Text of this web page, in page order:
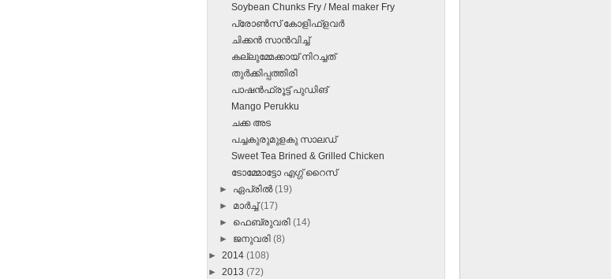
Soybean Chunks Fry / Meal maker Fry
പ്രോണ്‍സ്‌ കോളിഫ്‌ളവര്‍
ചിക്കന്‍ സാന്‍വിച്ച്‌
കല്ലുമ്മേക്കായ്‌ നിറച്ചത്‌
തുര്‍ക്കിപ്പത്തിരി
പാഷന്‍ഫ്രൂട്ട് പുഡിങ്
Mango Perukku
ചക്ക അട
പച്ചകുരുമുളകു സാലഡ്
Sweet Tea Brined & Grilled Chicken
ടോമ്മോട്ടോ എഗ്ഗ് റൈസ്
► ഏപ്രിൽ(19)
► മാർച്ച്(17)
► ഫെബ്രുവരി(14)
► ജനുവരി(8)
► 2014 (108)
► 2013 (72)